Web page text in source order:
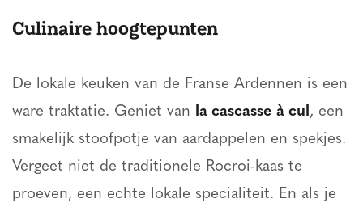
Culinaire hoogtepunten
De lokale keuken van de Franse Ardennen is een
ware traktatie. Geniet van la cascasse à cul, een
smakelijk stoofpotje van aardappelen en spekjes.
Vergeet niet de traditionele Rocroi-kaas te
proeven, een echte lokale specialiteit. En als je